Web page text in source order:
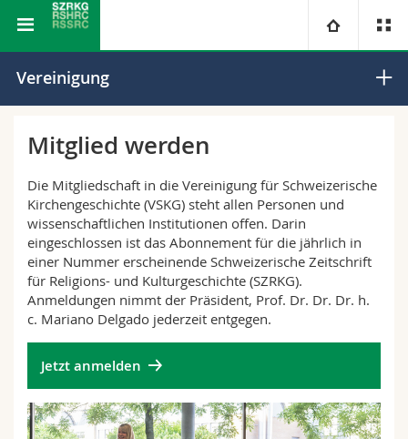
Universität
Forschung
Universität
Weiterbildung
Rechtswissenschaftliche Fak.
Wirtschafts- und Sozialwissenschaftliche Fak.
Philosophische Fak.
Fak. für Erziehungs- und Bildungswissenschaften
Math.-Nat. und Med. Fak.
Studieninteressierte
Studierende
Medien
Forschende
Mitarbeitende
Ressourcen
Personenverzeichnis
Ortsplan
Bibliotheken
Webmail
Schweizerische Zeitschrift für Religions- und Kulturgeschichte
Vereinigung
Mitglied werden
Die Mitgliedschaft in die Vereinigung für Schweizerische
Kirchengeschichte (VSKG) steht allen Personen und
wissenschaftlichen Institutionen offen. Darin
eingeschlossen ist das Abonnement für die jährlich in
einer Nummer erscheinende Schweizerische Zeitschrift
für Religions- und Kulturgeschichte (SZRKG).
Anmeldungen nimmt der Präsident, Prof. Dr. Dr. Dr. h.
c. Mariano Delgado jederzeit entgegen.
Jetzt anmelden